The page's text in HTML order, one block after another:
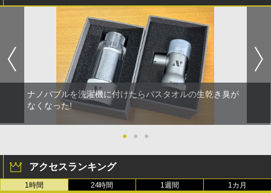
ナノバブルを洗濯機に付けたらバスタオルの生乾き臭が
なくなった!
● ● ●
アクセスランキング
1時間 24時間 1週間 1カ月